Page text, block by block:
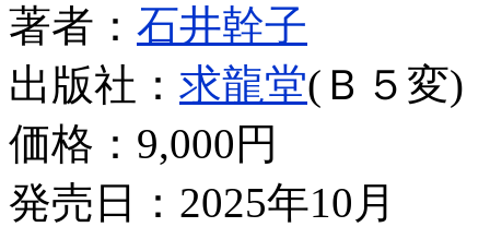
著者： 石井幹子
出版社： 求龍堂(Ｂ５変)
価格： 9,000円
発売日：2025年10月